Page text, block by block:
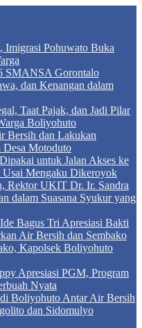
Imigrasi Pohuwato Buka
SMANSA Gorontalo
dan Kenangan dalam
Taat Pajak, dan Jadi Pilar
Boliyohuto
Bersih dan Lakukan
Desa Motoduto
untuk Jalan Akses ke
Mengaku Dikeroyok
Rektor UKIT Dr. Ir. Sandra
dalam Suasana Syukur yang
Bagus Tri Apresiasi Bakti
Air Bersih dan Sembako
Kapolsek Boliyohuto
Apresiasi PGM, Program
Nyata
Boliyohuto Antar Air Bersih
dan Sidomulyo